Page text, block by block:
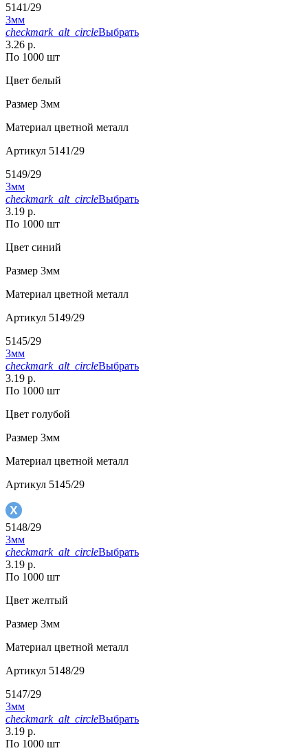
5141/29
3мм
checkmark_alt_circleВыбрать
3.26 р.
По 1000 шт
Цвет белый
Размер 3мм
Материал цветной металл
Артикул 5141/29
5149/29
3мм
checkmark_alt_circleВыбрать
3.19 р.
По 1000 шт
Цвет синий
Размер 3мм
Материал цветной металл
Артикул 5149/29
5145/29
3мм
checkmark_alt_circleВыбрать
3.19 р.
По 1000 шт
Цвет голубой
Размер 3мм
Материал цветной металл
Артикул 5145/29
5148/29
3мм
checkmark_alt_circleВыбрать
3.19 р.
По 1000 шт
Цвет желтый
Размер 3мм
Материал цветной металл
Артикул 5148/29
5147/29
3мм
checkmark_alt_circleВыбрать
3.19 р.
По 1000 шт